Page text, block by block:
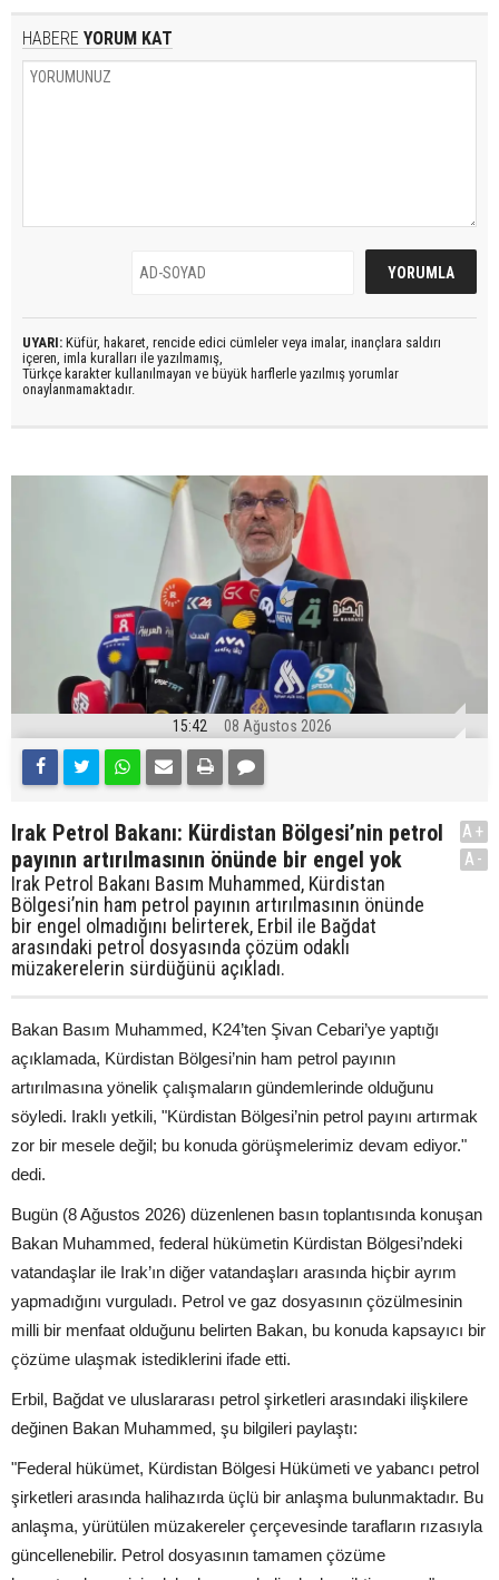
HABERE YORUM KAT
UYARI: Küfür, hakaret, rencide edici cümleler veya imalar, inançlara saldırı
içeren, imla kuralları ile yazılmamış,
Türkçe karakter kullanılmayan ve büyük harflerle yazılmış yorumlar
onaylanmamaktadır.
15:42 08 Ağustos 2026
Irak Petrol Bakanı: Kürdistan Bölgesi’nin petrol
payının artırılmasının önünde bir engel yok
Irak Petrol Bakanı Basım Muhammed, Kürdistan
Bölgesi’nin ham petrol payının artırılmasının önünde
bir engel olmadığını belirterek, Erbil ile Bağdat
arasındaki petrol dosyasında çözüm odaklı
müzakerelerin sürdüğünü açıkladı.
A+
A-
Bakan Basım Muhammed, K24’ten Şivan Cebari’ye yaptığı
açıklamada, Kürdistan Bölgesi’nin ham petrol payının
artırılmasına yönelik çalışmaların gündemlerinde olduğunu
söyledi. Iraklı yetkili, "Kürdistan Bölgesi’nin petrol payını artırmak
zor bir mesele değil; bu konuda görüşmelerimiz devam ediyor."
dedi.
Bugün (8 Ağustos 2026) düzenlenen basın toplantısında konuşan
Bakan Muhammed, federal hükümetin Kürdistan Bölgesi’ndeki
vatandaşlar ile Irak’ın diğer vatandaşları arasında hiçbir ayrım
yapmadığını vurguladı. Petrol ve gaz dosyasının çözülmesinin
milli bir menfaat olduğunu belirten Bakan, bu konuda kapsayıcı bir
çözüme ulaşmak istediklerini ifade etti.
Erbil, Bağdat ve uluslararası petrol şirketleri arasındaki ilişkilere
değinen Bakan Muhammed, şu bilgileri paylaştı:
"Federal hükümet, Kürdistan Bölgesi Hükümeti ve yabancı petrol
şirketleri arasında halihazırda üçlü bir anlaşma bulunmaktadır. Bu
anlaşma, yürütülen müzakereler çerçevesinde tarafların rızasıyla
güncellenebilir. Petrol dosyasının tamamen çözüme